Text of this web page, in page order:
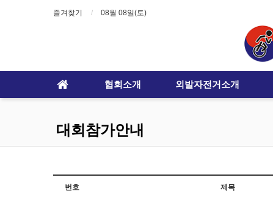
즐겨찾기 08월 08일(토)
협회소개 외발자전거소개
대회참가안내
번호 제목